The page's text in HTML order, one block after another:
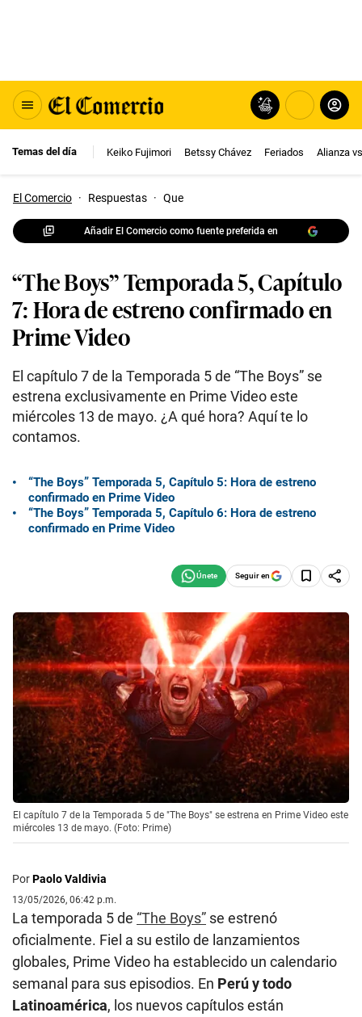
Temas del día Keiko Fujimori Betssy Chávez Feriados Alianza
El Comercio · Respuestas · Que
Añadir El Comercio como fuente preferida en
“The Boys” Temporada 5, Capítulo
7: Hora de estreno confirmado en
Prime Video
El capítulo 7 de la Temporada 5 de “The Boys” se
estrena exclusivamente en Prime Video este
miércoles 13 de mayo. ¿A qué hora? Aquí te lo
contamos.
“The Boys” Temporada 5, Capítulo 5: Hora de estreno
confirmado en Prime Video
“The Boys” Temporada 5, Capítulo 6: Hora de estreno
confirmado en Prime Video
Seguir en
El capítulo 7 de la Temporada 5 de "The Boys" se estrena en Prime Video este
miércoles 13 de mayo. (Foto: Prime)
PorPaolo Valdivia
13/05/2026, 06:42 p.m.
La temporada 5 de “The Boys” se estrenó
oficialmente. Fiel a su estilo de lanzamientos
globales, Prime Video ha establecido un calendario
semanal para sus episodios. En Perú y todo
Latinoamérica, los nuevos capítulos están